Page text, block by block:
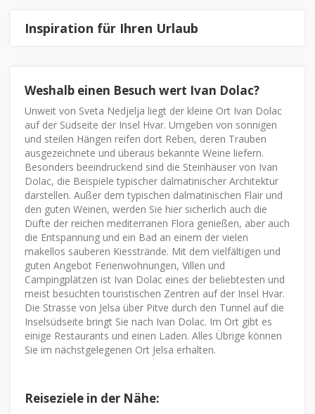
Inspiration für Ihren Urlaub
Weshalb einen Besuch wert Ivan Dolac?
Unweit von Sveta Nedjelja liegt der kleine Ort Ivan Dolac
auf der Südseite der Insel Hvar. Umgeben von sonnigen
und steilen Hängen reifen dort Reben, deren Trauben
ausgezeichnete und überaus bekannte Weine liefern.
Besonders beeindruckend sind die Steinhäuser von Ivan
Dolac, die Beispiele typischer dalmatinischer Architektur
darstellen. Außer dem typischen dalmatinischen Flair und
den guten Weinen, werden Sie hier sicherlich auch die
Düfte der reichen mediterranen Flora genießen, aber auch
die Entspannung und ein Bad an einem der vielen
makellos sauberen Kiesstrände. Mit dem vielfältigen und
guten Angebot Ferienwohnungen, Villen und
Campingplätzen ist Ivan Dolac eines der beliebtesten und
meist besuchten touristischen Zentren auf der Insel Hvar.
Die Strasse von Jelsa über Pitve durch den Tunnel auf die
Inselsüdseite bringt Sie nach Ivan Dolac. Im Ort gibt es
einige Restaurants und einen Laden. Alles Übrige können
Sie im nächstgelegenen Ort Jelsa erhalten.
Reiseziele in der Nähe: